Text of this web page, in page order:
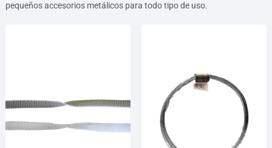
pequeños accesorios metálicos para todo tipo de uso.